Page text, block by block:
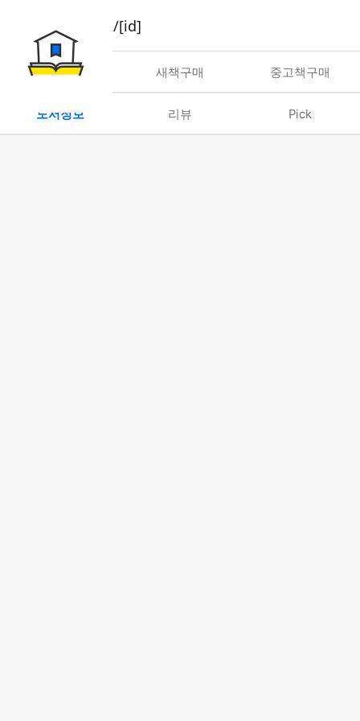
book/rent/[id]
대여 새책구매 중고책구매
도서정보 리뷰 Pick